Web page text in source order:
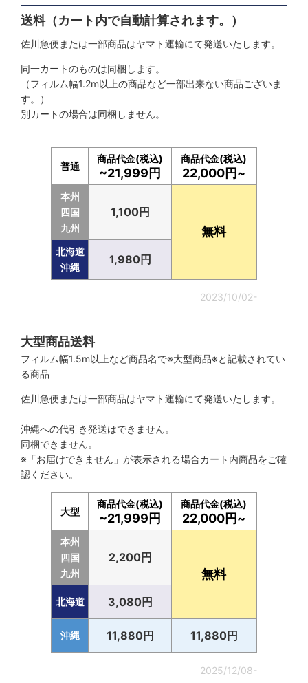
送料（カート内で自動計算されます。）
佐川急便または一部商品はヤマト運輸にて発送いたします。
同一カートのものは同梱します。
（フィルム幅1.2m以上の商品など一部出来ない商品ございま
す。）
別カートの場合は同梱しません。
普通
商品代金(税込)
~21,999円
商品代金(税込)
22,000円~
本州
四国
九州
1,100円
無料
北海道
沖縄
1,980円
2023/10/02-
大型商品送料
フィルム幅1.5m以上など商品名で※大型商品※と記載されてい
る商品
佐川急便または一部商品はヤマト運輸にて発送いたします。
沖縄への代引き発送はできません。
同梱できません。
※「お届けできません」が表示される場合カート内商品をご確
認ください。
大型
商品代金(税込)
~21,999円
商品代金(税込)
22,000円~
本州
四国
九州
2,200円
無料
北海道 3,080円
沖縄 11,880円 11,880円
2025/12/08-